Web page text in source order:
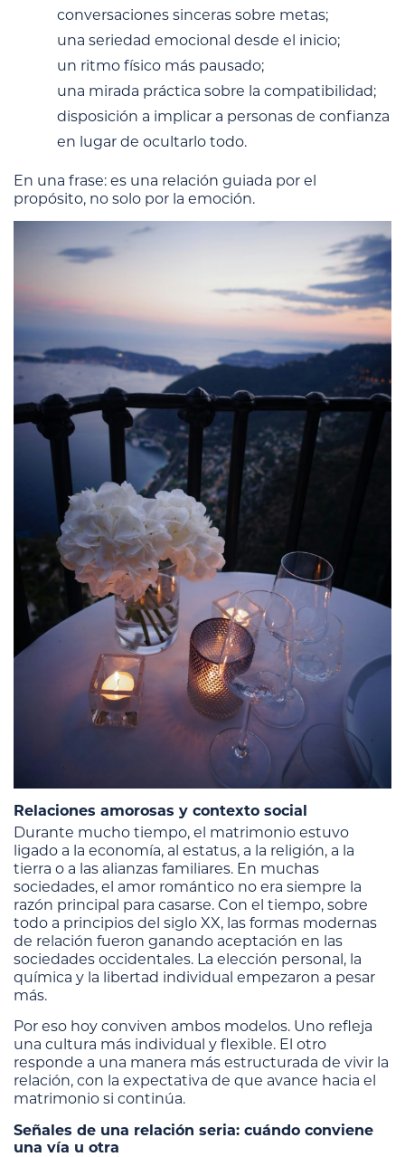
conversaciones sinceras sobre metas;
una seriedad emocional desde el inicio;
un ritmo físico más pausado;
una mirada práctica sobre la compatibilidad;
disposición a implicar a personas de confianza
en lugar de ocultarlo todo.
En una frase: es una relación guiada por el
propósito, no solo por la emoción.
Relaciones amorosas y contexto social
Durante mucho tiempo, el matrimonio estuvo
ligado a la economía, al estatus, a la religión, a la
tierra o a las alianzas familiares. En muchas
sociedades, el amor romántico no era siempre la
razón principal para casarse. Con el tiempo, sobre
todo a principios del siglo XX, las formas modernas
de relación fueron ganando aceptación en las
sociedades occidentales. La elección personal, la
química y la libertad individual empezaron a pesar
más.
Por eso hoy conviven ambos modelos. Uno refleja
una cultura más individual y flexible. El otro
responde a una manera más estructurada de vivir la
relación, con la expectativa de que avance hacia el
matrimonio si continúa.
Señales de una relación seria: cuándo conviene
una vía u otra